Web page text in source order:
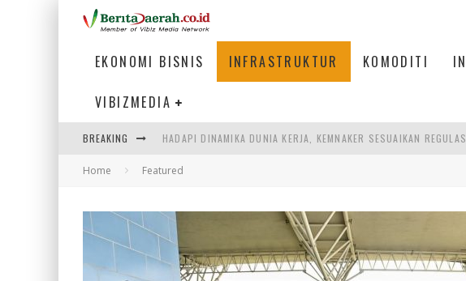
EKONOMI BISNIS INFRASTRUKTUR KOMODITI
VIBIZMEDIA
BREAKING
HADAPI DINAMIKA DUNIA KERJA, KEMNAKER SESUAIKAN
SUMATERA SEBAGAI MOTOR UTAMA INDUSTRI KEHUTANAN
MENJAWAB KEBUTUHAN DUNIA KERJA, MENAKER: PENGUATAN
Home Featured